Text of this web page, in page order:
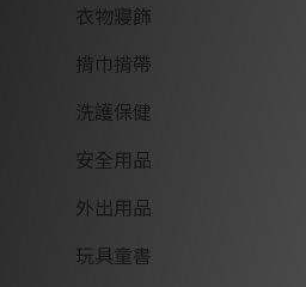
衣物寢飾
揹巾揹帶
洗護保健
安全用品
外出用品
玩具童書